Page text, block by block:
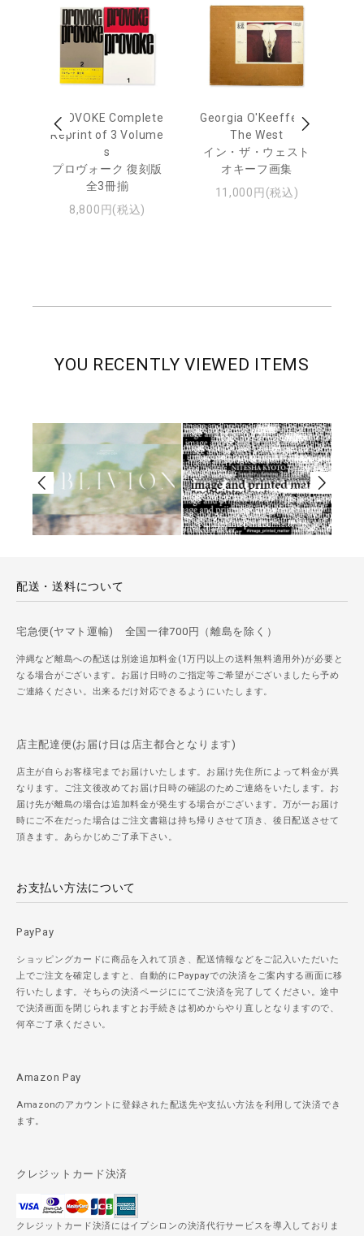
PROVOKE Complete
Reprint of 3 Volume
s
プロヴォーク 復刻版
全3冊揃
8,800円(税込)
Georgia O'Keeffe: In
The West
イン・ザ・ウェスト
オキーフ画集
11,000円(税込)
YOU RECENTLY VIEWED ITEMS
配送・送料について
宅急便(ヤマト運輸) 全国一律700円（離島を除く）
沖縄など離島への配送は別途追加料金(1万円以上の送料無料適用外)が必要と
なる場合がございます。お届け日時のご指定等ご希望がございましたら予め
ご連絡ください。出来るだけ対応できるようにいたします。
店主配達便(お届け日は店主都合となります)
店主が自らお客様宅までお届けいたします。お届け先住所によって料金が異
なります。ご注文後改めてお届け日時の確認のためご連絡をいたします。お
届け先が離島の場合は追加料金が発生する場合がございます。万が一お届け
時にご不在だった場合はご注文書籍は持ち帰りさせて頂き、後日配送させて
頂きます。あらかじめご了承下さい。
お支払い方法について
PayPay
ショッピングカードに商品を入れて頂き、配送情報などをご記入いただいた
上でご注文を確定しますと、自動的にPaypayでの決済をご案内する画面に移
行いたします。そちらの決済ページににてご決済を完了してください。途中
で決済画面を閉じられますとお手続きは初めからやり直しとなりますので、
何卒ご了承ください。
Amazon Pay
Amazonのアカウントに登録された配送先や支払い方法を利用して決済でき
ます。
クレジットカード決済
クレジットカード決済にはイプシロンの決済代行サービスを導入しておりま